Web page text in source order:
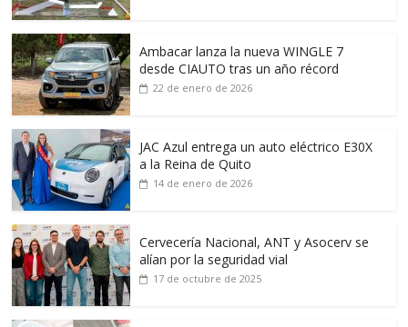
Ambacar lanza la nueva WINGLE 7
desde CIAUTO tras un año récord
22 de enero de 2026
JAC Azul entrega un auto eléctrico E30X
a la Reina de Quito
14 de enero de 2026
Cervecería Nacional, ANT y Asocerv se
alían por la seguridad vial
17 de octubre de 2025